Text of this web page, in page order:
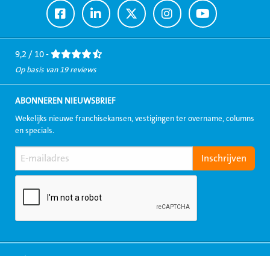
Ga
naar
Facebook
Ga
naar
LinkedIn
Ga
naar
Twitter
Ga
naar
Instagram
Ga
naar
Youtube
9,2 / 10 -
Op basis van 19 reviews
ABONNEREN NIEUWSBRIEF
Wekelijks nieuwe franchisekansen, vestigingen ter overname, columns
en specials.